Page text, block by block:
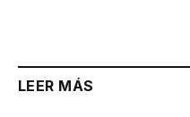
LEER MÁS